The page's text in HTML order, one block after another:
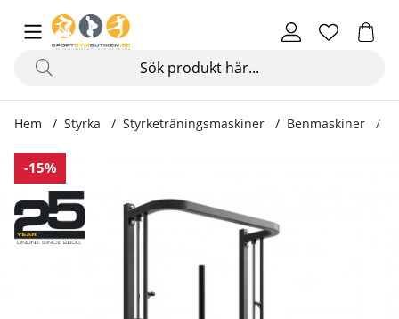
Hem Styrka Styrketräningsmaskiner Benmaskiner
-15%
Produktbilder Vertical Leg Press, IFP1613